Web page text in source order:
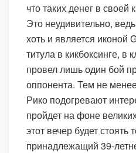
что таких денег в
Это неудивительно,
хоть и является иконой
титула в кикбоксинге, в
провел лишь один бой
оппонента. Тем не
Рико подогревают
пройдет на фоне
этот вечер будет стоять
принадлежащий 39-